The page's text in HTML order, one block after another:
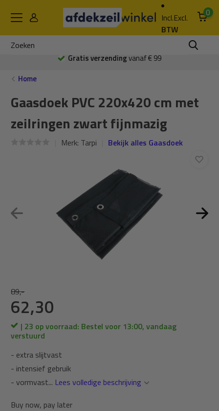
Incl.Excl.
BTW
0
Gratis verzendingvanaf € 99
Home
Gaasdoek PVC 220x420 cm met
zeilringen zwart fijnmazig
Merk: Tarpi Bekijk alles Gaasdoek
89,-
62,30
| 23 op voorraad: Bestel voor 13:00, vandaag
verstuurd
- extra slijtvast
- intensief gebruik
- vormvast... Lees volledige beschrijving
Buy now, pay later